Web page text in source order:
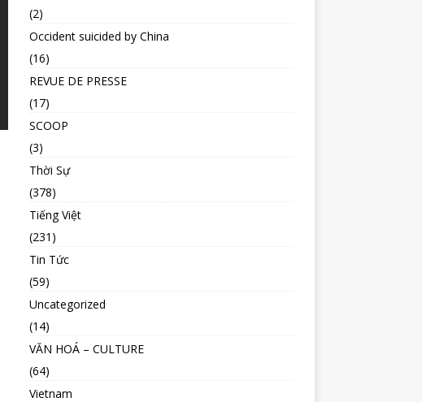
(2)
Occident suicided by China
(16)
REVUE DE PRESSE
(17)
SCOOP
(3)
Thời Sự
(378)
Tiếng Việt
(231)
Tin Tức
(59)
Uncategorized
(14)
VĂN HOÁ – CULTURE
(64)
Vietnam